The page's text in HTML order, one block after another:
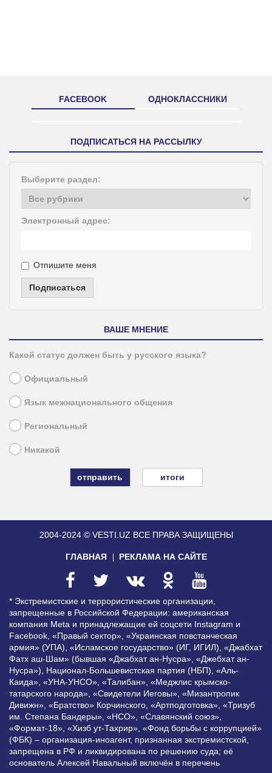
FACEBOOK ОДНОКЛАССНИКИ
ПОДПИСАТЬСЯ НА РАССЫЛКУ
Выберите раздел:
Электронный адрес:
Отпишите меня
Подписаться
ВАШЕ МНЕНИЕ
Какой статус должен быть у русского языка?
Официальный
Язык межнационального общения
Региональный
Никакой
итоги
2004-2024 © VESTI.UZ ВСЕ ПРАВА ЗАЩИЩЕНЫ
ГЛАВНАЯ РЕКЛАМА НА САЙТЕ
* Экстремистские и террористические организации,
запрещенные в Российской Федерации: американская
компания Meta и принадлежащие ей соцсети Instagram и
Facebook, «Правый сектор», «Украинская повстанческая
армия» (УПА), «Исламское государство» (ИГ, ИГИЛ), «Джабхат
Фатх аш-Шам» (бывшая «Джабхат ан-Нусра», «Джебхат ан-
Нусра»), Национал-Большевистская партия (НБП), «Аль-
Каида», «УНА-УНСО», «Талибан», «Меджлис крымско-
татарского народа», «Свидетели Иеговы», «Мизантропик
Дивижн», «Братство» Корчинского, «Артподготовка», «Тризуб
им. Степана Бандеры», «НСО», «Славянский союз»,
«Формат-18», «Хизб ут-Тахрир», «Фонд борьбы с коррупцией»
(ФБК) – организация-иноагент, признанная экстремистской,
запрещена в РФ и ликвидирована по решению суда; её
основатель Алексей Навальный включён в перечень